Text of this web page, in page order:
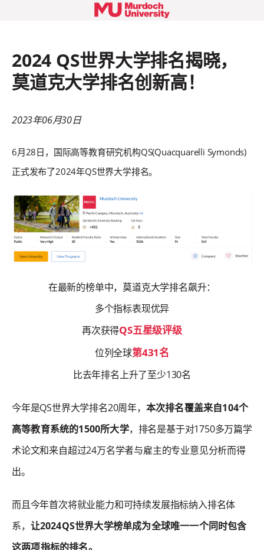
2024 QS世界大学排名揭晓，
莫道克大学排名创新高！
2023年06月30日
6月28日，国际高等教育研究机构QS(Quacquarelli Symonds)
正式发布了2024年QS世界大学排名。
在最新的榜单中，莫道克大学排名飙升：
多个指标表现优异
再次获得QS五星级评级
位列全球第431名
比去年排名上升了至少130名
今年是QS世界大学排名20周年， 本次排名覆盖来自104个
高等教育系统的1500所大学，排名是基于对1750多万篇学
术论文和来自超过24万名学者与雇主的专业意见分析而得
出。
而且今年首次将就业能力和可持续发展指标纳入排名体
系， 让2024QS世界大学榜单成为全球唯一一个同时包含
这两项指标的排名。